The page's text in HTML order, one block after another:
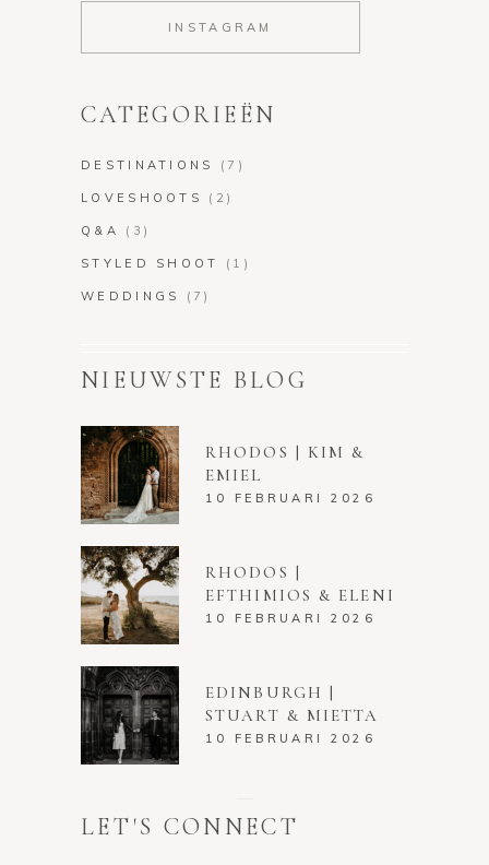
INSTAGRAM
CATEGORIEËN
DESTINATIONS (7)
LOVESHOOTS (2)
Q&A (3)
STYLED SHOOT (1)
WEDDINGS (7)
NIEUWSTE BLOG
RHODOS | KIM &
EMIEL
10 FEBRUARI 2026
RHODOS |
EFTHIMIOS & ELENI
10 FEBRUARI 2026
EDINBURGH |
STUART & MIETTA
10 FEBRUARI 2026
LET'S CONNECT